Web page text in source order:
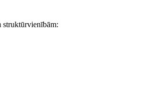
struktūrvienībām: